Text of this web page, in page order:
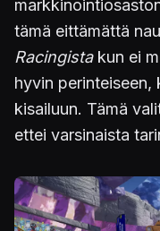
tämä eittämättä
Racingistakun ei
hyvin perinteiseen,
kisailuun. Tämä
ettei varsinaista
Kuva